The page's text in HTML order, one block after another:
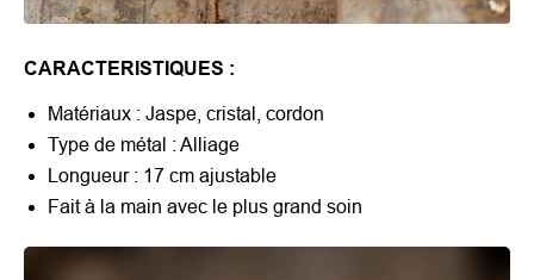
CARACTERISTIQUES :
Matériaux : Jaspe, cristal, cordon
Type de métal : Alliage
Longueur : 17 cm ajustable
Fait à la main avec le plus grand soin